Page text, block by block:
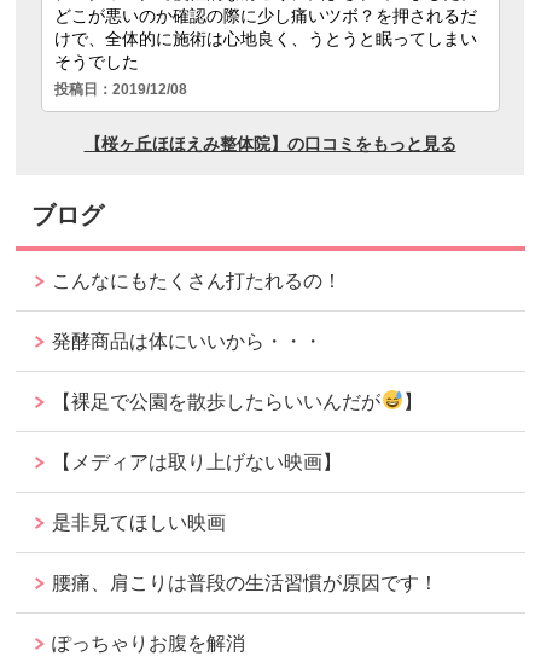
ブログ
こんなにもたくさん打たれるの！
発酵商品は体にいいから・・・
【裸足で公園を散歩したらいいんだが 】
【メディアは取り上げない映画】
是非見てほしい映画
腰痛、肩こりは普段の生活習慣が原因です！
ぽっちゃりお腹を解消